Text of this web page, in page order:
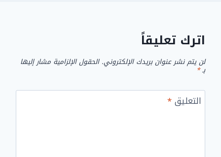
اترك تعليقاً
لن يتم نشر عنوان بريدك الإلكتروني. الحقول الإلزامية مشار إليها
بـ*
التعليق*